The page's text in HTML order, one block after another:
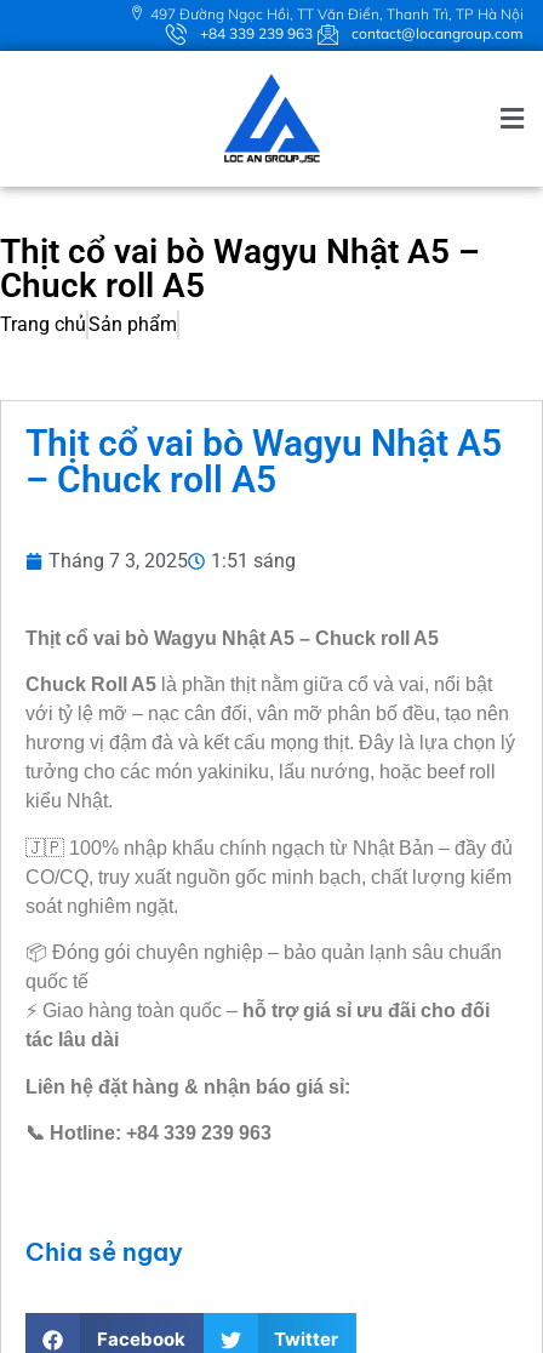
497 Đường Ngọc Hồi, TT Văn Điển, Thanh Trì, TP Hà Nội
+84 339 239 963
contact@locangroup.com
Thịt cổ vai bò Wagyu Nhật A5 –
Chuck roll A5
Trang chủSản phẩm
Thịt cổ vai bò Wagyu Nhật A5
– Chuck roll A5
Tháng 7 3, 2025 1:51 sáng
Thịt cổ vai bò Wagyu Nhật A5 – Chuck roll A5
Chuck Roll A5 là phần thịt nằm giữa cổ và vai, nổi bật
với tỷ lệ mỡ – nạc cân đối, vân mỡ phân bố đều, tạo nên
hương vị đậm đà và kết cấu mọng thịt. Đây là lựa chọn lý
tưởng cho các món yakiniku, lẩu nướng, hoặc beef roll
kiểu Nhật.
🇯🇵 100% nhập khẩu chính ngạch từ Nhật Bản – đầy đủ
CO/CQ, truy xuất nguồn gốc minh bạch, chất lượng kiểm
soát nghiêm ngặt.
📦 Đóng gói chuyên nghiệp – bảo quản lạnh sâu chuẩn
quốc tế
⚡ Giao hàng toàn quốc – hỗ trợ giá sỉ ưu đãi cho đối
tác lâu dài
Liên hệ đặt hàng & nhận báo giá sỉ:
📞 Hotline: +84 339 239 963
Chia sẻ ngay
Facebook Twitter